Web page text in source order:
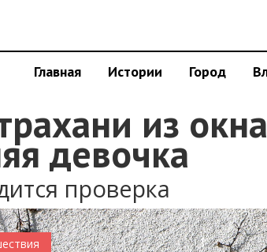
Главная Истории Город
из
девочка
проверка